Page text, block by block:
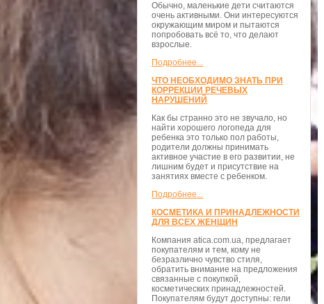
Обычно, маленькие дети считаются
очень активными. Они интересуются
окружающим миром и пытаются
попробовать всё то, что делают
взрослые.
Подробнее...
ЧТО НЕОБХОДИМО ЗНАТЬ ПРИ
КОРРЕКЦИИ РЕЧЕВЫХ
НАРУШЕНИЙ
Как бы странно это не звучало, но
найти хорошего логопеда для
ребенка это только пол работы,
родители должны принимать
активное участие в его развитии, не
лишним будет и присутствие на
занятиях вместе с ребенком.
Подробнее...
КОСМЕТИКА И ПРИНАДЛЕЖНОСТИ
ДЛЯ ВСЕХ ЖЕНЩИН
Компания atica.com.ua, предлагает
покупателям и тем, кому не
безразлично чувство стиля,
обратить внимание на предложения
связанные с покупкой,
косметических принадлежностей.
Покупателям будут доступны: гели